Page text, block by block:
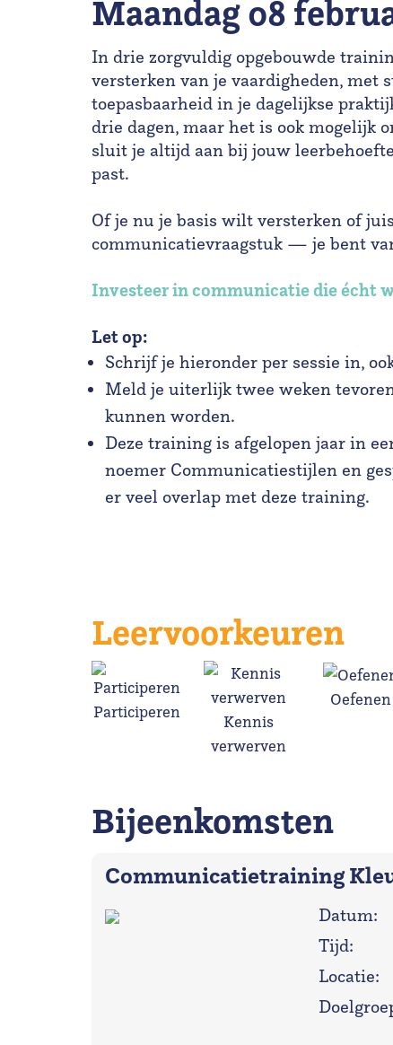
maandag 08
In drie zorgvuldig opgebouwde
versterken van je vaardigheden, met
toepasbaarheid in je dagelijkse
drie dagen, maar het is ook mogelijk
sluit je altijd aan bij jouw
past.
Of je nu je basis wilt versterken of
communicatievraagstuk — je bent
Investeer in communicatie die écht
Let op:
Schrijf je hieronder per sessie in,
Meld je uiterlijk twee weken
kunnen worden.
Deze training is afgelopen jaar in
noemer Communicatiestijlen en
er veel overlap met deze training.
Leervoorkeuren
Participeren
Kennis
verwerven
Oefenen
Bijeenkomsten
Communicatietraining
Datum:
Tijd:
Locatie: